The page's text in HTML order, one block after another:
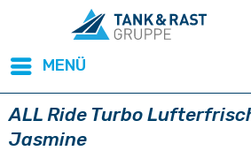
MENÜ
ALL Ride Turbo
Jasmine